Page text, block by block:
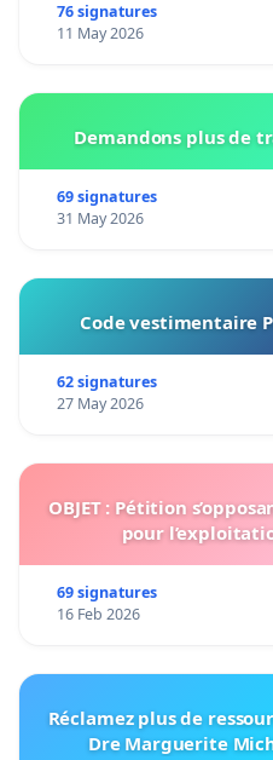
76 signatures
11 May 2026
Demandons plus de
69 signatures
31 May 2026
Code vestimentaire
62 signatures
27 May 2026
OBJET : Pétition
pour
69 signatures
16 Feb 2026
Réclamez plus de
Dre Marguerite